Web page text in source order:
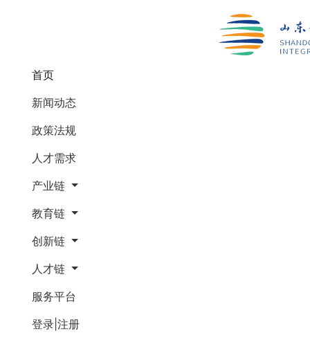
首页(current)
新闻动态
政策法规
人才需求
产业链
教育链
创新链
人才链
服务平台
登录|注册